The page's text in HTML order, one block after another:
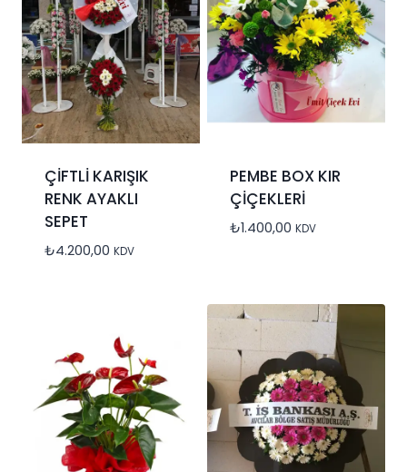
ÇİFTLİ KARIŞIK
RENK AYAKLI
SEPET
₺4.200,00 KDV
PEMBE BOX KIR
ÇİÇEKLERİ
₺1.400,00 KDV